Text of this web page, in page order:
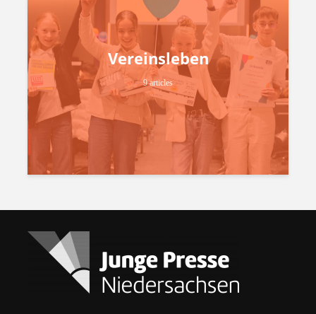
Vereinsleben
9 articles